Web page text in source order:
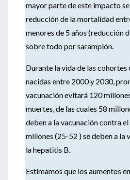
mayor parte de este impacto
reducción de la mortalidad
menores de 5 años (reducción
sobre todo por sarampión.
Durante la vida de las cohortes
nacidas entre 2000 y 2030,
vacunación evitará 120
muertes, de las cuales 58
deben a la vacunación contra
millones (25-52 ) se deben a la
la hepatitis B.
Estimamos que los aumentos